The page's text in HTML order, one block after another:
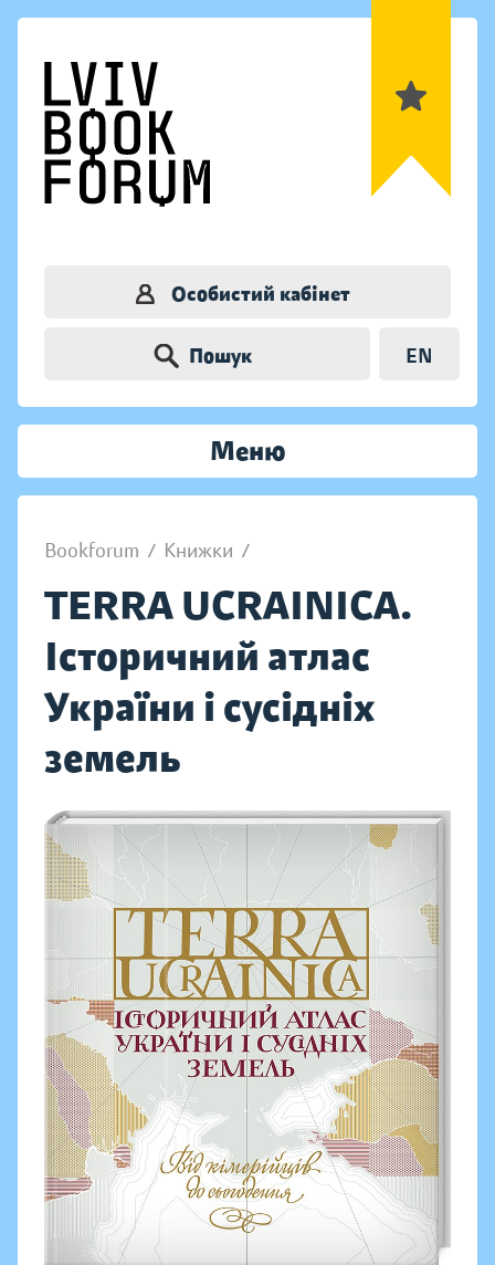
Особистий кабінет
Пошук EN
Меню
Bookforum / Книжки /
TERRA UCRAINICA.
Історичний атлас
України і сусідніх
земель